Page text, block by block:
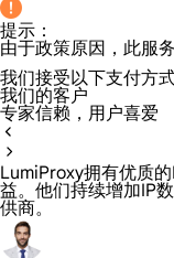
提示：
由于政策原因，此服
我们接受以下支付方式
我们的客户
专家信赖，用户喜爱
LumiProxy拥有优质
益。他们持续增加IP
供商。